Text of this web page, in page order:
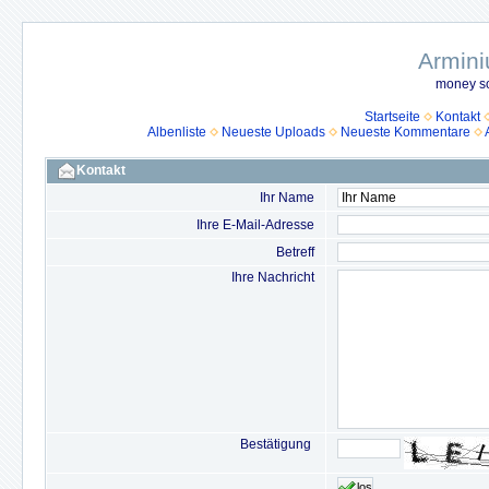
money
Startseite
Kontakt
Albenliste
Neueste Uploads Neueste Kommentare
Kontakt
Ihr Name
Ihre E-Mail-Adresse
Betreff
Ihre Nachricht
Bestätigung